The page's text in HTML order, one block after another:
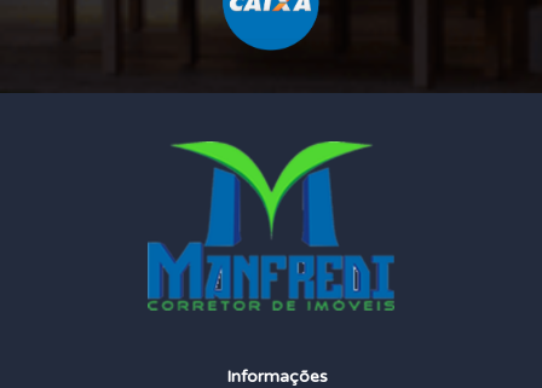
Informações